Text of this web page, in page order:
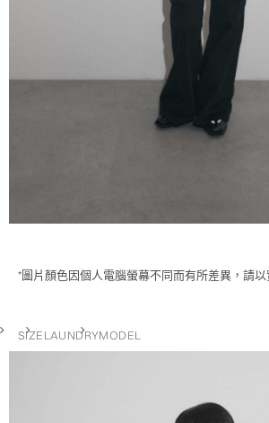
*圖片顏色因個人電腦螢幕不同而有所差異，請以
SIZELAUNDRYMODEL